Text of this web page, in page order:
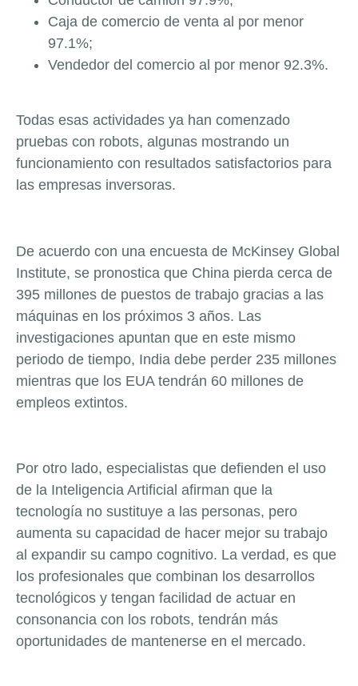
Caja de comercio de venta al por menor
97.1%;
Vendedor del comercio al por menor 92.3%.
Todas esas actividades ya han comenzado
pruebas con robots, algunas mostrando un
funcionamiento con resultados satisfactorios para
las empresas inversoras.
De acuerdo con una encuesta de McKinsey Global
Institute, se pronostica que China pierda cerca de
395 millones de puestos de trabajo gracias a las
máquinas en los próximos 3 años. Las
investigaciones apuntan que en este mismo
periodo de tiempo, India debe perder 235 millones
mientras que los EUA tendrán 60 millones de
empleos extintos.
Por otro lado, especialistas que defienden el uso
de la Inteligencia Artificial afirman que la
tecnología no sustituye a las personas, pero
aumenta su capacidad de hacer mejor su trabajo
al expandir su campo cognitivo. La verdad, es que
los profesionales que combinan los desarrollos
tecnológicos y tengan facilidad de actuar en
consonancia con los robots, tendrán más
oportunidades de mantenerse en el mercado.